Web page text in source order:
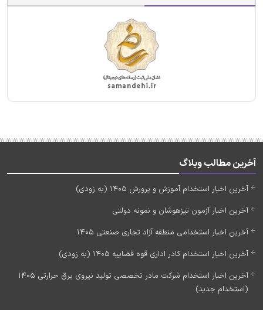
آخرین مطالب وبلاگ
آخرین اخبار استخدام آموزش و پرورش 1405 (به زودی)
آخرین اخبار آزمون تیزهوشان و نمونه دولتی
آخرین اخبار استخدامی منطقه آزاد تجاری صنعتی 1405
آخرین اخبار استخدام کادر اداری قوه قضاییه 1405 (به زودی)
آخرین اخبار استخدام شرکت مادر تخصصی تولید نیروی برق حرارتی 1405
(استخدام جدید)